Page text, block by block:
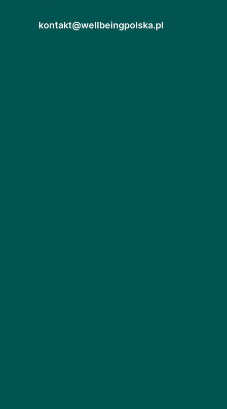
kontakt@wellbeingpolska.pl